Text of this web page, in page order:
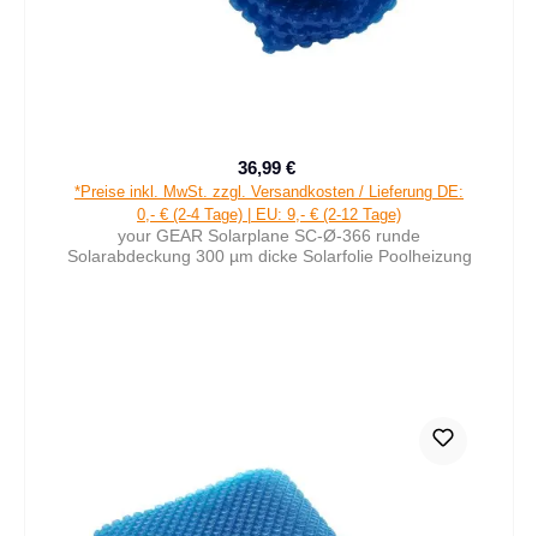
Verkaufspreis:
36,99 €
*Preise inkl. MwSt. zzgl. Versandkosten / Lieferung DE:
0,- € (2-4 Tage) | EU: 9,- € (2-12 Tage)
your GEAR Solarplane SC-Ø-366 runde
Solarabdeckung 300 µm dicke Solarfolie Poolheizung